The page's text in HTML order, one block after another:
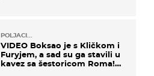
POLJACI...
VIDEO Boksao je s Kličkom i
Furyjem, a sad su ga stavili u
kavez sa šestoricom Roma!